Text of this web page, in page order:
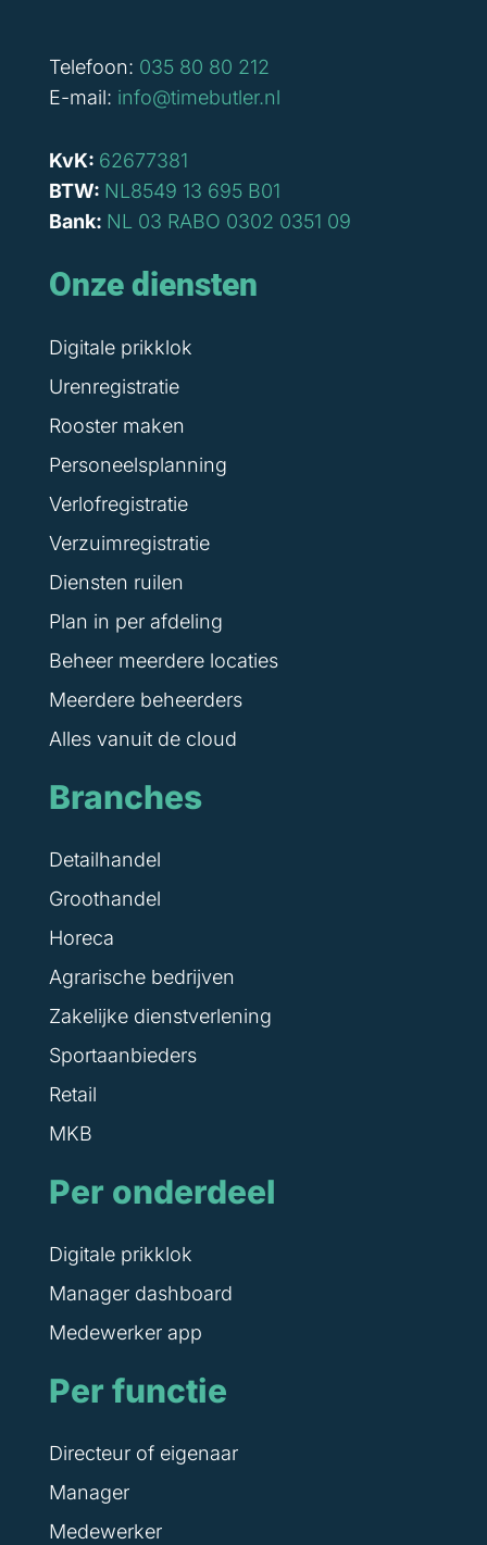
Telefoon: 035 80 80 212
E-mail: info@timebutler.nl
KvK: 62677381
BTW: NL8549 13 695 B01
Bank: NL 03 RABO 0302 0351 09
Onze diensten
Digitale prikklok
Urenregistratie
Rooster maken
Personeelsplanning
Verlofregistratie
Verzuimregistratie
Diensten ruilen
Plan in per afdeling
Beheer meerdere locaties
Meerdere beheerders
Alles vanuit de cloud
Branches
Detailhandel
Groothandel
Horeca
Agrarische bedrijven
Zakelijke dienstverlening
Sportaanbieders
Retail
MKB
Per onderdeel
Digitale prikklok
Manager dashboard
Medewerker app
Per functie
Directeur of eigenaar
Manager
Medewerker